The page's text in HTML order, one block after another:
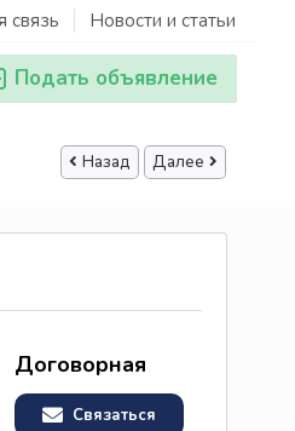
Новости и статьи
связь
Подать объявление
Назад Далее
Договорная
Связаться